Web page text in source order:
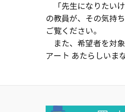
「先生になりたい
の教員が、その気持
ご覧ください。
また、希望者を対
アート あたらしいま